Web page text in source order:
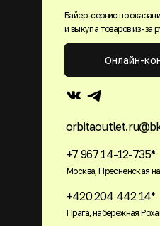
Байер-сервис по
и выкупа товаров из-за
+7 967 14-12-735*
Москва, Пресненская
+420 204 442 14*
Прага, набережная
Онлайн-